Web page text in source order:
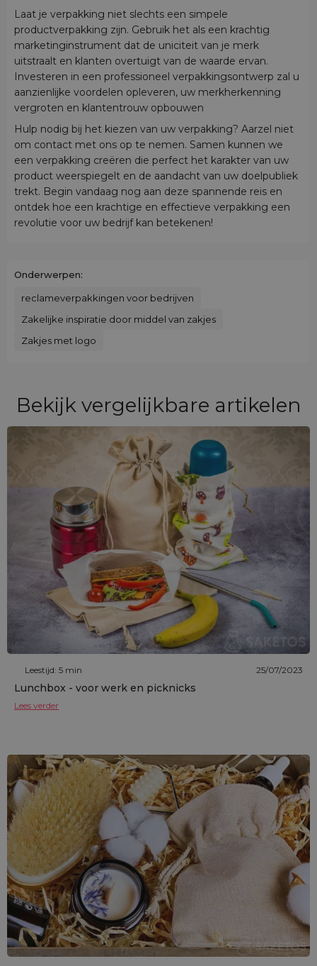
Laat je verpakking niet slechts een simpele
productverpakking zijn. Gebruik het als een krachtig
marketinginstrument dat de uniciteit van je merk
uitstraalt en klanten overtuigt van de waarde ervan.
Investeren in een professioneel verpakkingsontwerp zal u
aanzienlijke voordelen opleveren, uw merkherkenning
vergroten en klantentrouw opbouwen
Hulp nodig bij het kiezen van uw verpakking? Aarzel niet
om contact met ons op te nemen. Samen kunnen we
een verpakking creëren die perfect het karakter van uw
product weerspiegelt en de aandacht van uw doelpubliek
trekt. Begin vandaag nog aan deze spannende reis en
ontdek hoe een krachtige en effectieve verpakking een
revolutie voor uw bedrijf kan betekenen!
Onderwerpen:
reclameverpakkingen voor bedrijven
Zakelijke inspiratie door middel van zakjes
Zakjes met logo
Bekijk vergelijkbare artikelen
Leestijd: 5 min 25/07/2023
Lunchbox - voor werk en picknicks
Lees verder